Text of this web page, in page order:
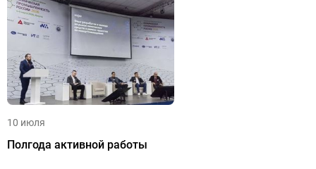
10 июля
Полгода активной работы